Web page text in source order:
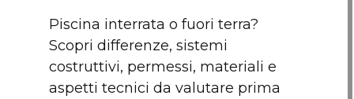
Piscina interrata o fuori terra?
Scopri differenze, sistemi
costruttivi, permessi, materiali e
aspetti tecnici da valutare prima